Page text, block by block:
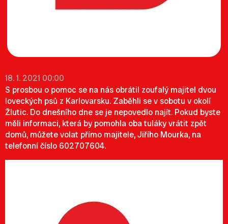
18. 1. 2021 00:00
S prosbou o pomoc se na nás obrátil zoufalý majitel dvou
loveckých psů z Karlovarsku. Zaběhli se v sobotu v okolí
Žlutic. Do dnešního dne se je nepovedlo najít. Pokud byste
měli informaci, která by pomohla oba tuláky vrátit zpět
domů, můžete volat přímo majitele, Jiřího Mourka, na
telefonní číslo 602707604.